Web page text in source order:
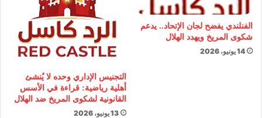
الفنلندي يفضح لجان الإتحاد.. يدعم
شكوى المريخ ويهدد الهلال
14 يونيو، 2026
التجنيس الإداري وحده لا يُنشئ
أهلية رياضية: قراءة في الأسس
القانونية لشكوى المريخ ضد الهلال
13 يونيو، 2026